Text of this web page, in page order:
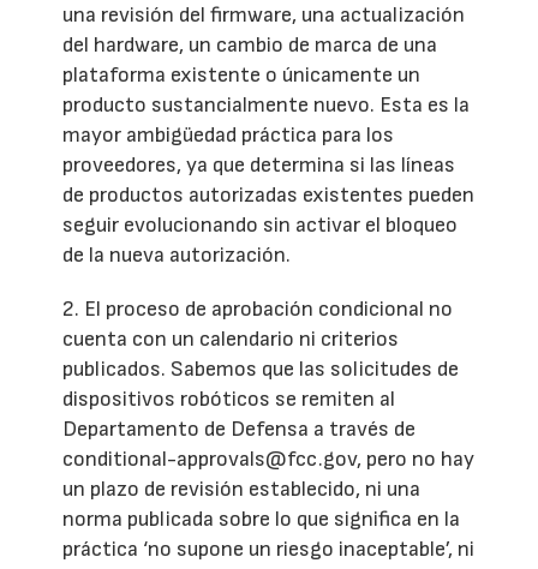
una revisión del firmware, una actualización
del hardware, un cambio de marca de una
plataforma existente o únicamente un
producto sustancialmente nuevo. Esta es la
mayor ambigüedad práctica para los
proveedores, ya que determina si las líneas
de productos autorizadas existentes pueden
seguir evolucionando sin activar el bloqueo
de la nueva autorización.
2. El proceso de aprobación condicional no
cuenta con un calendario ni criterios
publicados. Sabemos que las solicitudes de
dispositivos robóticos se remiten al
Departamento de Defensa a través de
conditional-approvals@fcc.gov, pero no hay
un plazo de revisión establecido, ni una
norma publicada sobre lo que significa en la
práctica ‘no supone un riesgo inaceptable’, ni